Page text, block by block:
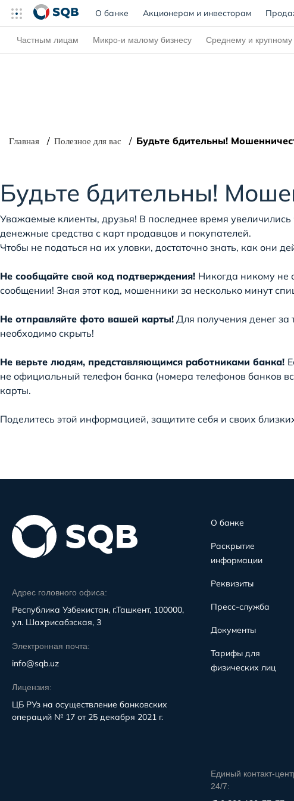
О банке (current)
Акционерам и инвесторам
Частным лицам Микро-и малому бизнесу Среднему и крупному
Главная Полезное для вас Будьте бдительны!
Будьте бдительны!
Уважаемые клиенты, друзья! В последнее время
денежные средства с карт продавцов и покупателей.
Чтобы не податься на их уловки, достаточно знать, как они
Не сообщайте свой код подтверждения! Никогда никому не
сообщении! Зная этот код, мошенники за несколько минут
Не отправляйте фото вашей карты! Для получения денег за
необходимо скрыть!
Не верьте людям, представляющимся работниками банка!
не официальный телефон банка (номера телефонов банков
карты.
Поделитесь этой информацией, защитите себя и своих
Адрес головного офиса:
Республика Узбекистан, г.Ташкент, 100000,
ул. Шахрисабзская, 3
Электронная почта:
info@sqb.uz
Лицензия:
ЦБ РУз на осуществление банковских
операций № 17 от 25 декабря 2021 г.
О банке
Раскрытие
информации
Реквизиты
Пресс-служба
Документы
Тарифы для
физических лиц
Единый контакт-
24/7: